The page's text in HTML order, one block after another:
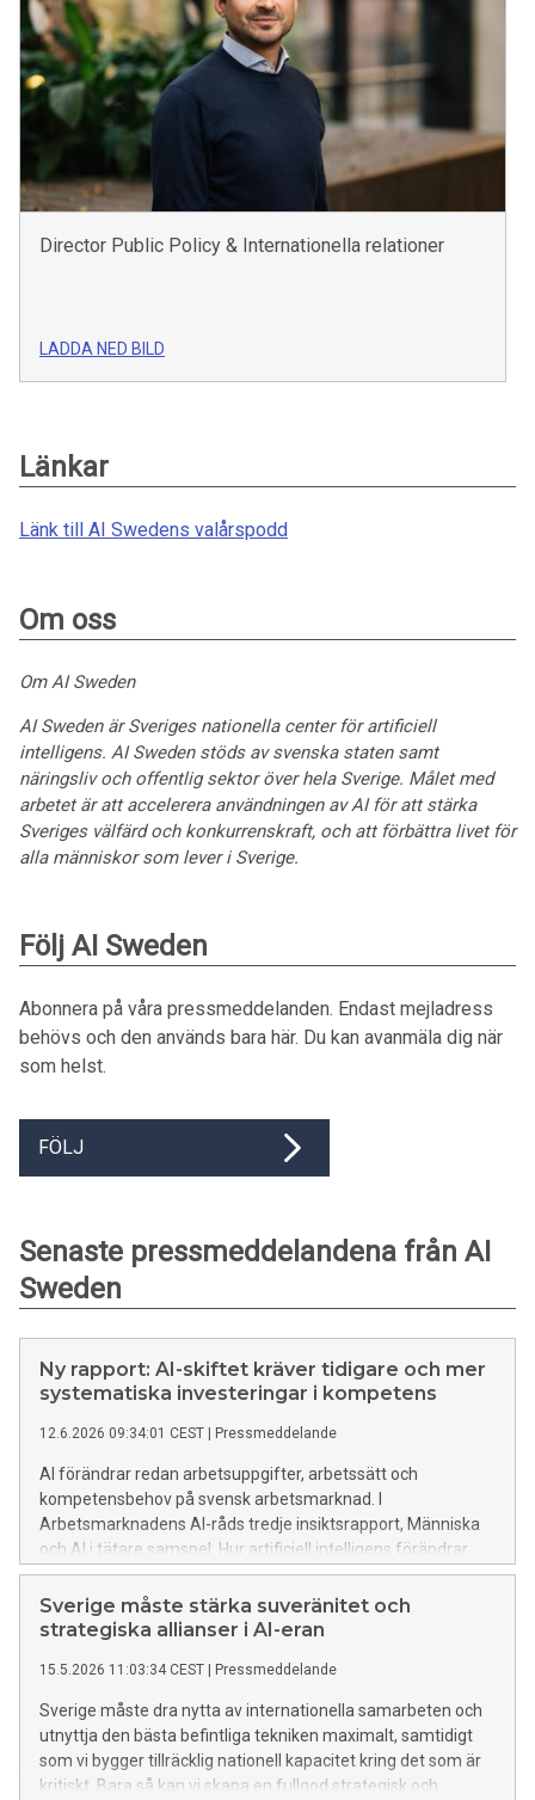
Director Public Policy & Internationella relationer
LADDA NED BILD
Länkar
Länk till AI Swedens valårspodd
Om oss
Om AI Sweden
AI Sweden är Sveriges nationella center för artificiell
intelligens. AI Sweden stöds av svenska staten samt
näringsliv och offentlig sektor över hela Sverige. Målet med
arbetet är att accelerera användningen av AI för att stärka
Sveriges välfärd och konkurrenskraft, och att förbättra livet för
alla människor som lever i Sverige.
Följ AI Sweden
Abonnera på våra pressmeddelanden. Endast mejladress
behövs och den används bara här. Du kan avanmäla dig när
som helst.
FÖLJ
Senaste pressmeddelandena från AI
Sweden
Ny rapport: AI-skiftet kräver tidigare och mer
systematiska investeringar i kompetens
12.6.2026 09:34:01 CEST Pressmeddelande
AI förändrar redan arbetsuppgifter, arbetssätt och
kompetensbehov på svensk arbetsmarknad. I
Arbetsmarknadens AI-råds tredje insiktsrapport, Människa
och AI i tätare samspel: Hur artificiell intelligens förändrar
framtidens kompetensbehov, riktas fokus mot hur Sverige
kan stärka förutsättningarna för kompetensutveckling i ett
arbetsliv där tekniken utvecklas snabbt och påverkan ser
behöver stärka förmågan att bygga kompetens i takt med
att AI förändrar arbetet, säger Moa Tivell, Senior Public
Policy Manager på AI Sweden och ansvarig för arbetet med
Arbetsmarknadens AI-råd.
Sverige måste stärka suveränitet och
strategiska allianser i AI-eran
15.5.2026 11:03:34 CEST Pressmeddelande
Sverige måste dra nytta av internationella samarbeten och
utnyttja den bästa befintliga tekniken maximalt, samtidigt
som vi bygger tillräcklig nationell kapacitet kring det som är
kritiskt. Bara så kan vi skapa en fullgod strategisk och